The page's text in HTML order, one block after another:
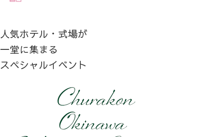
人気ホテル・式場が
一堂に集まる
スペシャルイベント